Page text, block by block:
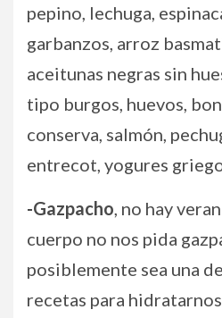
pepino, lechuga,
garbanzos, arroz
aceitunas negras sin
tipo burgos, huevos,
conserva, salmón,
entrecot, yogures
-Gazpacho, no hay
cuerpo no nos pida
posiblemente sea una
recetas para